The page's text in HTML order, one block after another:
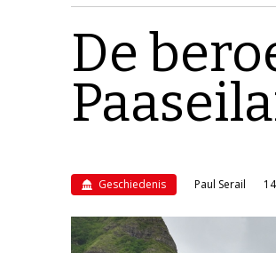
De
Geschiedenis Paul Serail